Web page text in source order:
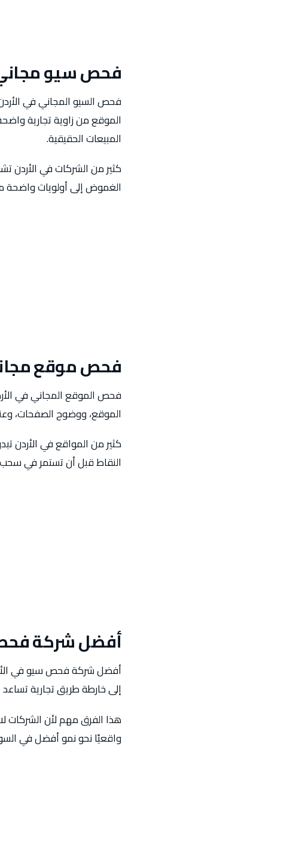
فحص سيو مجاني
فحص السيو المجاني في
الموقع من زاوية تجارية
المبيعات الحقيقية.
كثير من الشركات في
الغموض إلى أولويات واضحة
فحص موقع
فحص الموقع المجاني في
الموقع، ووضوح الصفحات،
كثير من المواقع في
النقاط قبل أن تستمر في سحب
أفضل شركة
أفضل شركة فحص سيو في
إلى خارطة طريق تجارية تساعد
هذا الفرق مهم لأن الشركات
واقعيًا نحو نمو أفضل في